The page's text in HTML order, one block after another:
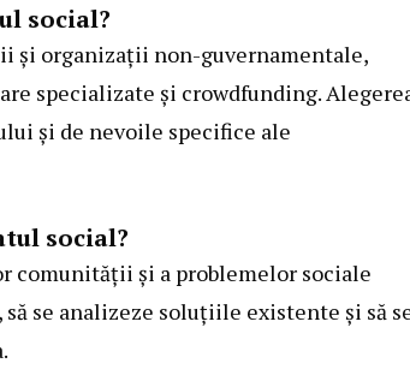
social?
și organizații non-guvernamentale,
specializate și crowdfunding.
și de nevoile specifice ale
social?
comunității și a problemelor sociale
se analizeze soluțiile existente și să